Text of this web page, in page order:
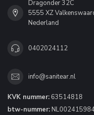
Dragonder 32C
5555 XZ
Nederland
0402024112
info@sanitear.nl
KVK nummer: 63514818
btw-nummer: